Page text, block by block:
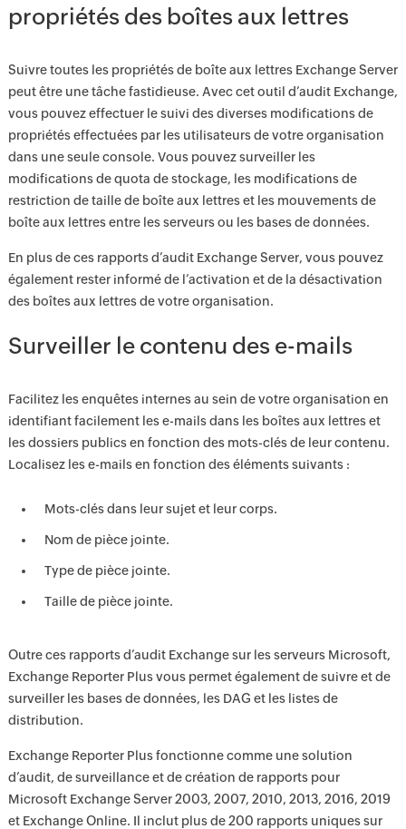
propriétés des boîtes aux lettres
Suivre toutes les propriétés de boîte aux lettres Exchange Server
peut être une tâche fastidieuse. Avec cet outil d’audit Exchange,
vous pouvez effectuer le suivi des diverses modifications de
propriétés effectuées par les utilisateurs de votre organisation
dans une seule console. Vous pouvez surveiller les
modifications de quota de stockage, les modifications de
restriction de taille de boîte aux lettres et les mouvements de
boîte aux lettres entre les serveurs ou les bases de données.
En plus de ces rapports d’audit Exchange Server, vous pouvez
également rester informé de l’activation et de la désactivation
des boîtes aux lettres de votre organisation.
Surveiller le contenu des e-mails
Facilitez les enquêtes internes au sein de votre organisation en
identifiant facilement les e-mails dans les boîtes aux lettres et
les dossiers publics en fonction des mots-clés de leur contenu.
Localisez les e-mails en fonction des éléments suivants :
Mots-clés dans leur sujet et leur corps.
Nom de pièce jointe.
Type de pièce jointe.
Taille de pièce jointe.
Outre ces rapports d’audit Exchange sur les serveurs Microsoft,
Exchange Reporter Plus vous permet également de suivre et de
surveiller les bases de données, les DAG et les listes de
distribution.
Exchange Reporter Plus fonctionne comme une solution
d’audit, de surveillance et de création de rapports pour
Microsoft Exchange Server 2003, 2007, 2010, 2013, 2016, 2019
et Exchange Online. Il inclut plus de 200 rapports uniques sur